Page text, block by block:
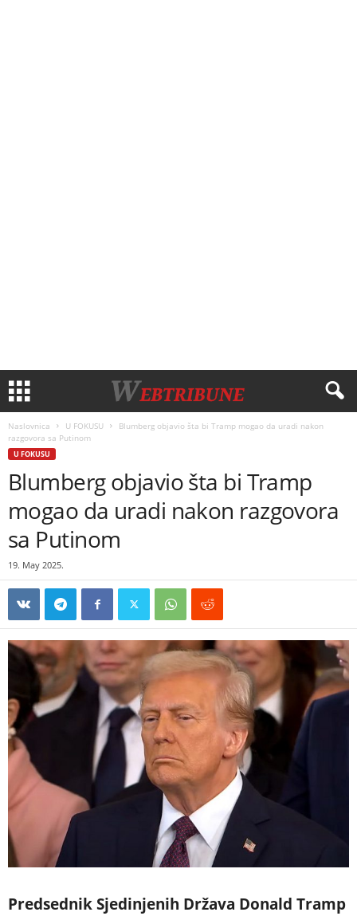
Naslovnica U FOKUSU
Blumberg objavio šta bi Tramp mogao da uradi nakon
razgovora sa Putinom
U FOKUSU
Blumberg objavio šta bi Tramp
mogao da uradi nakon razgovora
sa Putinom
19. May 2025.
Predsednik Sjedinjenih Država Donald Tramp